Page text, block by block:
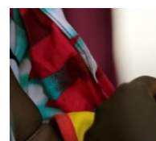
Skip
Search
AMERICAS
ASIA
EUROPE
MIDDLE EAST
HUMAN RIGHTS
SECURITY AND
AID AND
DEMOCRACY AND
ECONOMY AND TRADE
ARCHIVE
ABOUT US
FOLLOW US